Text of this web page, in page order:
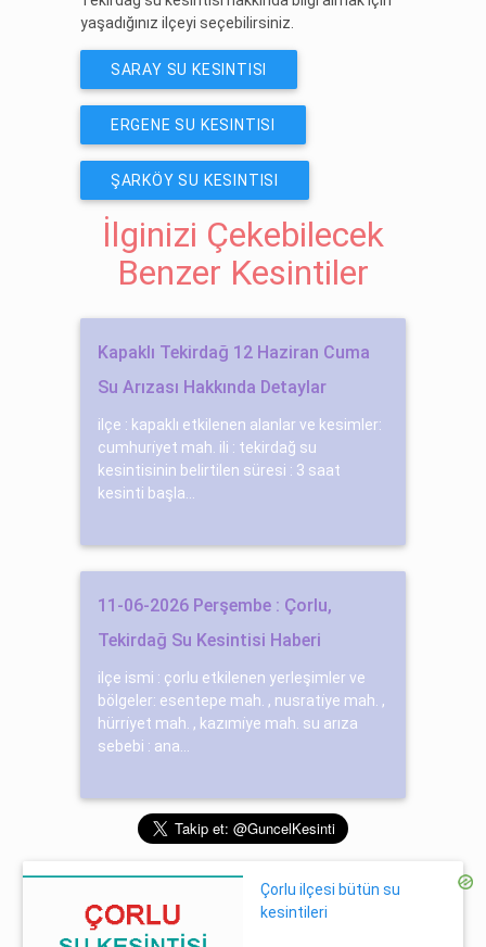
yaşadığınız ilçeyi seçebilirsiniz.
SARAY SU KESINTISI
ERGENE SU KESINTISI
ŞARKÖY SU KESINTISI
İlginizi Çekebilecek
Benzer Kesintiler
Kapaklı Tekirdağ 12 Haziran Cuma
Su Arızası Hakkında Detaylar
ilçe : kapaklı etkilenen alanlar ve kesimler:
cumhuri̇yet mah. ili : tekirdağ su
kesintisinin belirtilen süresi : 3 saat
kesinti başla...
11-06-2026 Perşembe : Çorlu,
Tekirdağ Su Kesintisi Haberi
ilçe ismi : çorlu etkilenen yerleşimler ve
bölgeler: esentepe mah. , nusrati̇ye mah. ,
hürri̇yet mah. , kazımi̇ye mah. su arıza
sebebi : ana...
Çorlu ilçesi bütün su
kesintileri